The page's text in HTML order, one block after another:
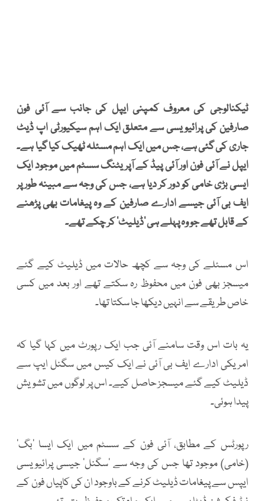
ٹیکنالوجی کی معروف کمپنی ایپل کی جانب سے آئی فون
صارفین کی پرائیویسی سے متعلق ایک اہم سیکیورٹی اپ ڈیٹ
جاری کی گئی ہے، جس میں ایک اہم مسئلہ ٹھیک کیا گیا ہے۔
ایپل نے آئی فون اور آئی پیڈ کے آپریٹنگ سسٹم میں موجود ایک
ایسی بڑی خامی کو دور کر دیا ہے، جس کی وجہ سے مبینہ طور پر
ایف بی آئی جیسے ادارے صارفین کے وہ پیغامات بھی پڑھنے
کے قابل تھے جو وہ پہلے ہی ’ڈیلیٹ‘ کر چکے تھے۔
اس مسئلے کی وجہ سے کچھ حالات میں ڈیلیٹ کیے گئے
میسجز بھی فون میں محفوظ رہ سکتے تھے اور بعد میں کسی
خاص طریقے سے انہیں دیکھا جا سکتا تھا۔
یہ بات اس وقت سامنے آئی جب ایک رپورٹ میں کہا گیا کہ
امریکی ادارے ایف بی آئی نے ایک کیس میں سگنل ایپ سے
ڈیلیٹ کیے گئے میسجز حاصل کیے۔ اس پر لوگوں میں تشویش
پیدا ہوئی۔
رپورٹس کے مطابق، آئی فون کے سسٹم میں ایک ایسا ’بگ‘
(خامی) موجود تھا جس کی وجہ سے ’سگنل‘ جیسی پرائیویسی
ایپس سے پیغامات ڈیلیٹ کرنے کے باوجود ان کی کاپیاں فون کے